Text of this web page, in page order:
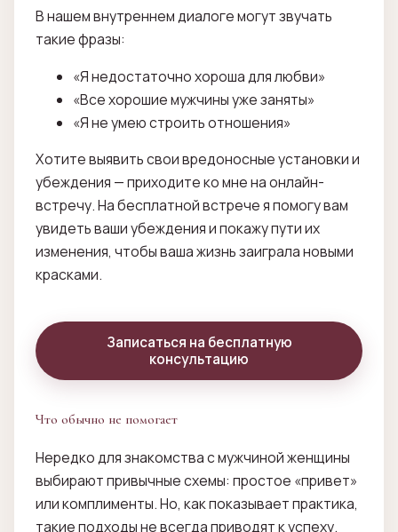
В нашем внутреннем диалоге могут звучать
такие фразы:
«Я недостаточно хороша для любви»
«Все хорошие мужчины уже заняты»
«Я не умею строить отношения»
Хотите выявить свои вредоносные установки и
убеждения — приходите ко мне на онлайн-
встречу. На бесплатной встрече я помогу вам
увидеть ваши убеждения и покажу пути их
изменения, чтобы ваша жизнь заиграла новыми
красками.
Записаться на бесплатную
консультацию
Что обычно не помогает
Нередко для знакомства с мужчиной женщины
выбирают привычные схемы: простое «привет»
или комплименты. Но, как показывает практика,
такие подходы не всегда приводят к успеху.